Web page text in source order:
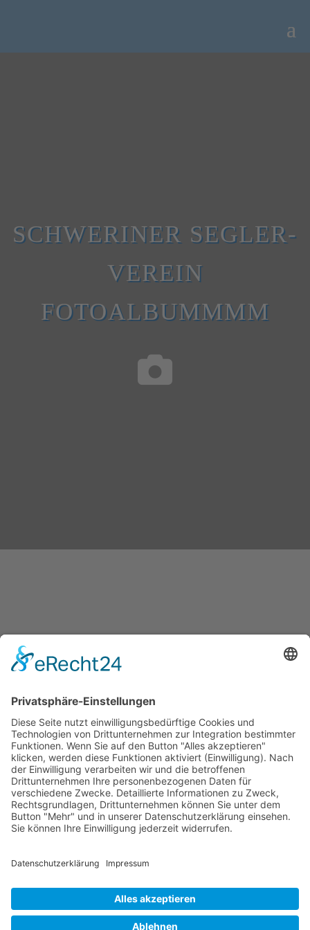
SCHWERINER SEGLER-
VEREIN
FOTOALBUMMMM
Zurück zu den Hauptabschnitten
Schweriner Segler-Verein von 1894 e.V.
Folgen
Folgen